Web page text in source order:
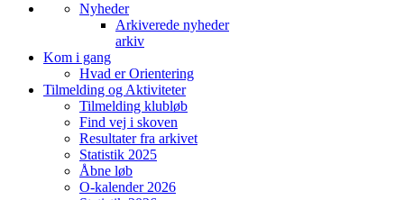
Nyheder
Arkiverede nyheder
arkiv
Kom i gang
Hvad er Orientering
Tilmelding og Aktiviteter
Tilmelding klubløb
Find vej i skoven
Resultater fra arkivet
Statistik 2025
Åbne løb
O-kalender 2026